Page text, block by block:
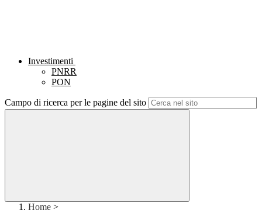
Investimenti
PNRR
PON
Campo di ricerca per le pagine del sito
Home >